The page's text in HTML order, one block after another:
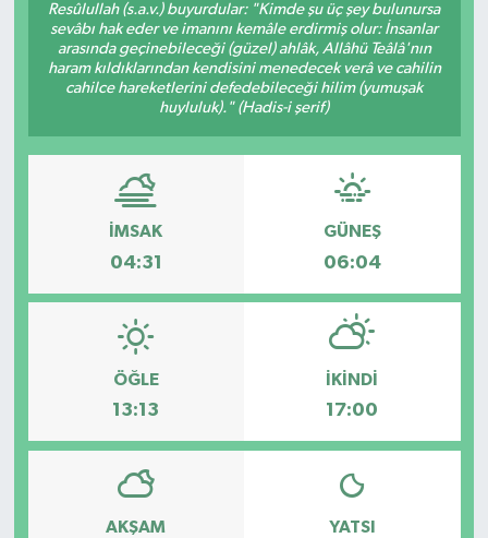
Resûlullah (s.a.v.) buyurdular: "Kimde şu üç şey bulunursa
sevâbı hak eder ve imanını kemâle erdirmiş olur: İnsanlar
arasında geçinebileceği (güzel) ahlâk, Allâhü Teâlâ'nın
haram kıldıklarından kendisini menedecek verâ ve cahilin
cahilce hareketlerini defedebileceği hilim (yumuşak
huyluluk)." (Hadis-i şerif)
İMSAK
04:31
GÜNEŞ
06:04
ÖĞLE
13:13
İKINDI
17:00
AKŞAM YATSI
Ekonomi
Genel
Haberde İnsan
Kültür Sanat
Magazin
Politika
Son Dakika